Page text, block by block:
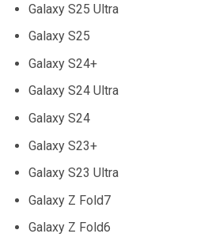
Galaxy S25 Ultra
Galaxy S25
Galaxy S24+
Galaxy S24 Ultra
Galaxy S24
Galaxy S23+
Galaxy S23 Ultra
Galaxy Z Fold7
Galaxy Z Fold6